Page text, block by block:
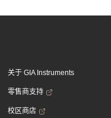
关于 GIA Instruments
零售商支持
校区商店